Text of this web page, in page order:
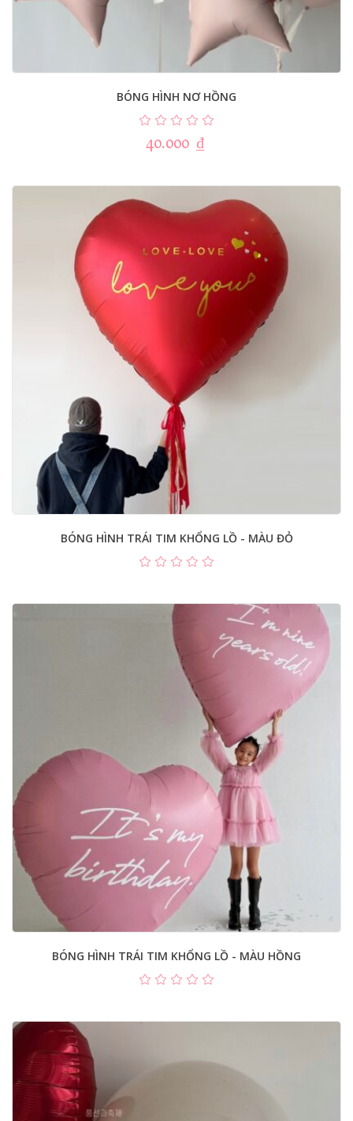
BÓNG HÌNH NƠ HỒNG
40.000 ₫
BÓNG HÌNH TRÁI TIM KHỔNG LỒ - MÀU ĐỎ
BÓNG HÌNH TRÁI TIM KHỔNG LỒ - MÀU HỒNG